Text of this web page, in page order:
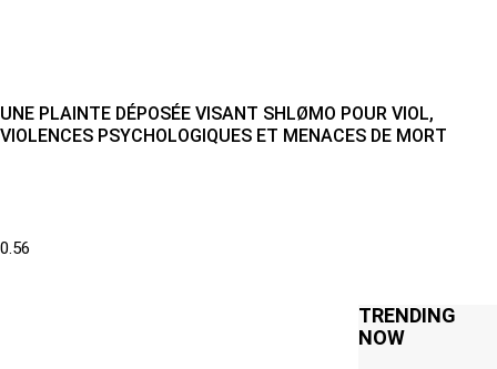
UNE PLAINTE DÉPOSÉE VISANT SHLØMO POUR VIOL,
VIOLENCES PSYCHOLOGIQUES ET MENACES DE MORT
TRENDING
NOW